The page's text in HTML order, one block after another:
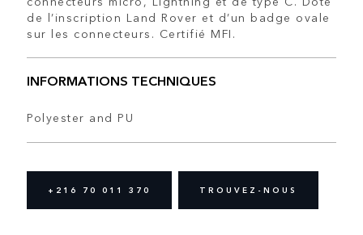
de l’inscription Land Rover et d’un badge ovale
sur les connecteurs. Certifié MFI.
INFORMATIONS TECHNIQUES
Polyester and PU
+216 70 011 370 TROUVEZ-NOUS